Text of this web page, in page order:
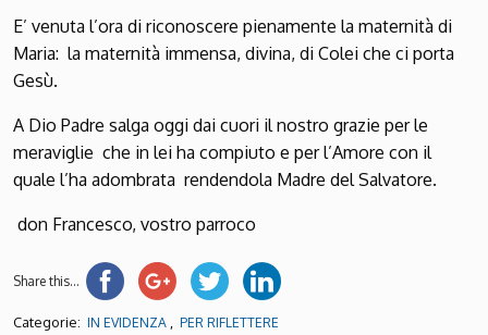
E’ venuta l’ora di riconoscere pienamente la maternità di
Maria: la maternità immensa, divina, di Colei che ci porta
Gesù.
A Dio Padre salga oggi dai cuori il nostro grazie per le
meraviglie che in lei ha compiuto e per l’Amore con il
quale l’ha adombrata rendendola Madre del Salvatore.
don Francesco, vostro parroco
Share this...
Categorie: IN EVIDENZA , PER RIFLETTERE